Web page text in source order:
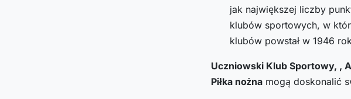
jak największej liczby
klubów sportowych, w
klubów powstał w 1946
Uczniowski Klub Sportowy, ,
Piłka nożna mogą doskonalić